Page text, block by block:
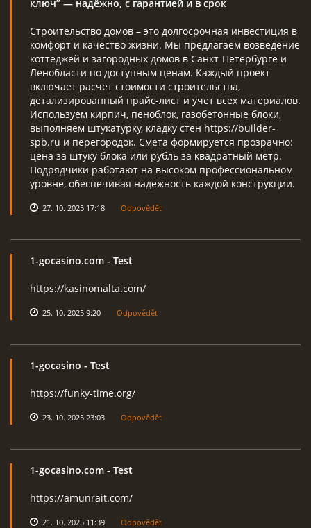
ключ” — надёжно, с гарантией и в срок
Строительство домов – это долгосрочная инвестиция в
комфорт и качество жизни. Мы предлагаем возведение
коттеджей и загородных домов в Санкт-Петербурге и
Ленобласти по доступным ценам. Каждый проект
включает расчет стоимости строительства,
детализированный прайс-лист и учет всех материалов.
Используем кирпич, пеноблок, газобетонные блоки,
выполняем штукатурку, кладку стен https://builder-
spb.ru и перегородок. Смета формируется прозрачно:
цена за штуку блока или рубль за квадратный метр.
Подрядчики работают на высоком профессиональном
уровне, обеспечивая надежность каждой конструкции.
27. 10. 2025 17:18 Odpovědět
1-gocasino.com - Test
https://kasinomalta.com/
25. 10. 2025 9:20 Odpovědět
1-gocasino - Test
https://funky-time.org/
23. 10. 2025 23:03 Odpovědět
1-gocasino.com - Test
https://amunrait.com/
21. 10. 2025 11:39 Odpovědět